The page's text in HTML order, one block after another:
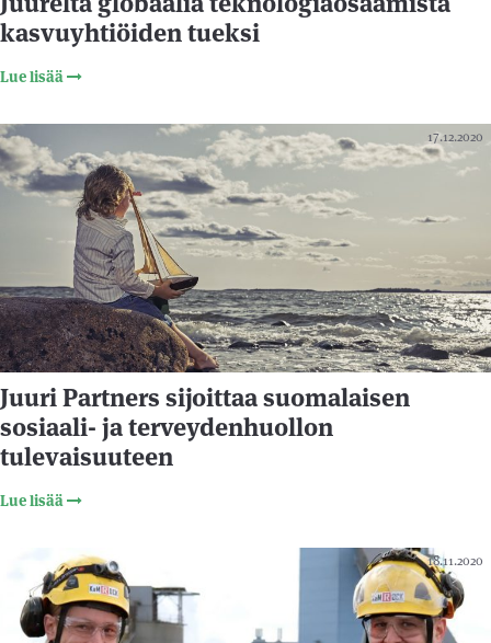
kasvuyhtiöiden tueksi
Lue lisää
17.12.2020
Juuri Partners sijoittaa suomalaisen
sosiaali- ja terveydenhuollon
tulevaisuuteen
Lue lisää
18.11.2020